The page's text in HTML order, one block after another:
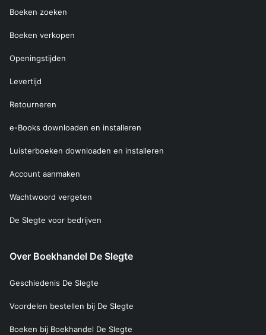
Boeken zoeken
Boeken verkopen
Openingstijden
Levertijd
Retourneren
e-Books downloaden en installeren
Luisterboeken downloaden en installeren
Account aanmaken
Wachtwoord vergeten
De Slegte voor bedrijven
Over Boekhandel De Slegte
Geschiedenis De Slegte
Voordelen bestellen bij De Slegte
Boeken bij Boekhandel De Slegte